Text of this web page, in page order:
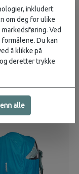
inkludert
om deg for ulike
Ved
Du kan
å klikke på
deretter trykke
alle